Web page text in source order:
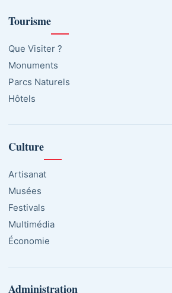
Tourisme
Que Visiter ?
Monuments
Parcs Naturels
Hôtels
Culture
Artisanat
Musées
Festivals
Multimédia
Économie
Administration